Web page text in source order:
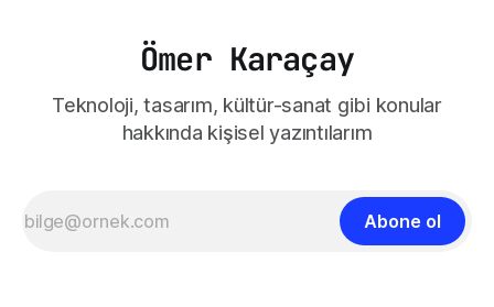
Ömer Karaçay
Teknoloji, tasarım, kültür-sanat gibi konular
hakkında kişisel yazıntılarım
Abone ol